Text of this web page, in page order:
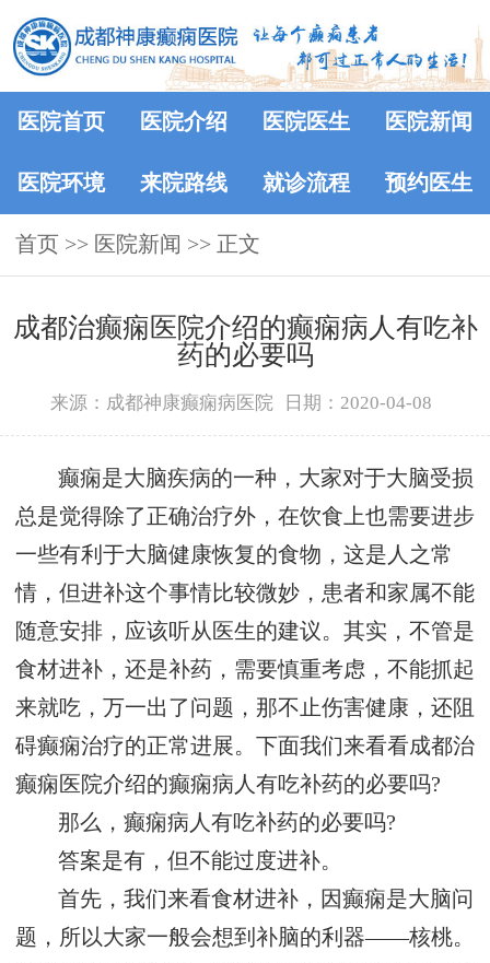
医院首页 医院介绍 医院医生 医院新闻
医院环境 来院路线 就诊流程 预约医生
首页 >> 医院新闻 >> 正文
成都治癫痫医院介绍的癫痫病人有吃补
药的必要吗
来源：成都神康癫痫病医院 日期：2020-04-08
癫痫是大脑疾病的一种，大家对于大脑受损
总是觉得除了正确治疗外，在饮食上也需要进步
一些有利于大脑健康恢复的食物，这是人之常
情，但进补这个事情比较微妙，患者和家属不能
随意安排，应该听从医生的建议。其实，不管是
食材进补，还是补药，需要慎重考虑，不能抓起
来就吃，万一出了问题，那不止伤害健康，还阻
碍癫痫治疗的正常进展。下面我们来看看成都治
癫痫医院介绍的癫痫病人有吃补药的必要吗?
那么，癫痫病人有吃补药的必要吗?
答案是有，但不能过度进补。
首先，我们来看食材进补，因癫痫是大脑问
题，所以大家一般会想到补脑的利器——核桃。